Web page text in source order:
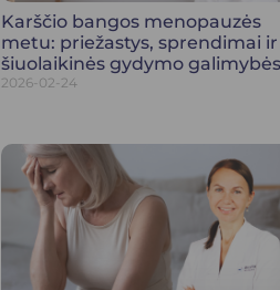
Karščio bangos menopauzės
metu: priežastys, sprendimai ir
šiuolaikinės gydymo galimybės
2026-02-24